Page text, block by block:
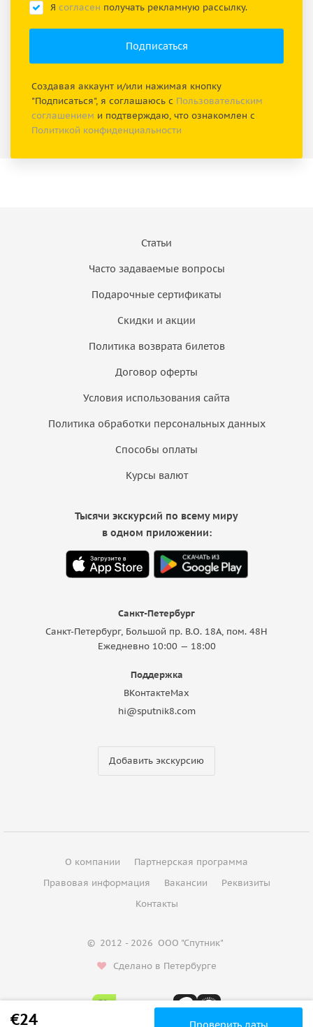
Я согласен получать рекламную рассылку.
Создавая аккаунт и/или нажимая кнопку
"Подписаться", я соглашаюсь с Пользовательским
соглашением и подтверждаю, что ознакомлен с
Политикой конфиденциальности
€24
Статьи
Часто задаваемые вопросы
Подарочные сертификаты
Скидки и акции
Политика возврата билетов
Договор оферты
Условия использования сайта
Политика обработки персональных данных
Способы оплаты
Курсы валют
Санкт-Петербург
Санкт-Петербург, Большой пр. В.О. 18A, пом. 48Н
Ежедневно 10:00 — 18:00
Поддержка
ВКонтактеMax
hi@sputnik8.com
Добавить экскурсию
Тысячи экскурсий по всему миру
в одном приложении:
О компании
Партнерская программа
Правовая информация
Вакансии
Реквизиты
Контакты
© 2012 - 2026 ООО "Спутник"
Сделано в Петербурге